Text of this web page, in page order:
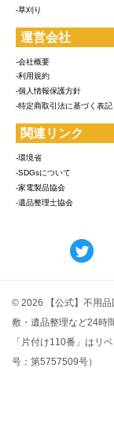
-草刈り
運営会社
-会社概要
-利用規約
-個人情報保護方針
-特定商取引法に基づく表記
関連リンク
-環境省
-SDGsについて
-家電製品協会
-遺品整理士協会
© 2026 【公式】不用品
敷・遺品整理など24時
「片付け110番」はリ
号：第5757509号）